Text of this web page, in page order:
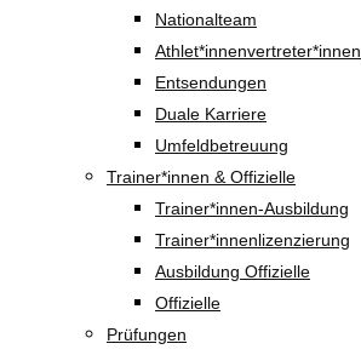
Nationalteam
Athlet*innenvertreter*innen
Entsendungen
Duale Karriere
Umfeldbetreuung
Trainer*innen & Offizielle
Trainer*innen-Ausbildung
Trainer*innenlizenzierung
Ausbildung Offizielle
Offizielle
Prüfungen